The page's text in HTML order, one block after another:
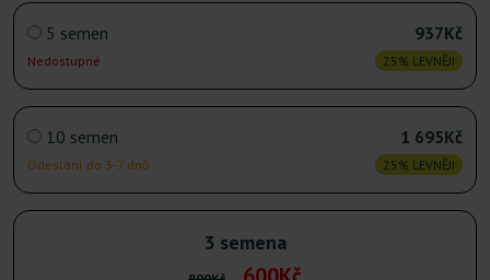
5 semen
Nedostupné
937Kč
25% LEVNĚJI
10 semen
Odeslání do 3-7 dnů
1 695Kč
25% LEVNĚJI
3 semena